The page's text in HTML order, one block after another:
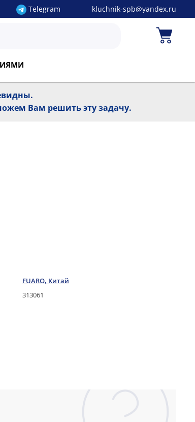
Telegram kluchnik-spb@yandex.ru
Вам решить эту задачу.
FUARO, Китай
313061